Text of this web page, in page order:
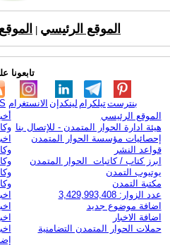
الموقع الرئيسي
تابعونا
الانستغرام لينكدإن تيلكرامبنترست
الموقع الرئيسي
هيئة ادارة الحوار المتمدن - للإتصال بنا
إحصائيات مؤسسة الحوار المتمدن
قواعد النشر
ابرز كتاب / كاتبات الحوار المتمدن
يوتيوب التمدن
مكتبة التمدن
عدد الزوار: 3,429,993,408
اضافة موضوع جديد
اضافة الاخبار
حملات الحوار المتمدن التضامنية